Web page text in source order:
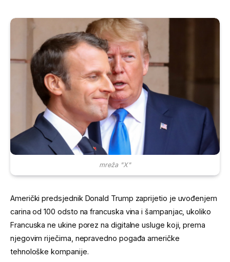
mreža "X"
Američki predsjednik Donald Trump zaprijetio je uvođenjem
carina od 100 odsto na francuska vina i šampanjac, ukoliko
Francuska ne ukine porez na digitalne usluge koji, prema
njegovim riječima, nepravedno pogađa američke
tehnološke kompanije.